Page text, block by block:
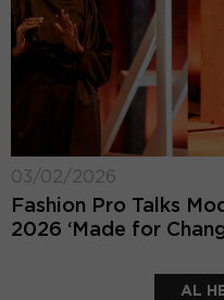
03/02/2026
Fashion Pro Talks
2026 ‘Made for
AL